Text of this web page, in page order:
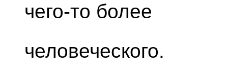
чего-то более
человеческого.